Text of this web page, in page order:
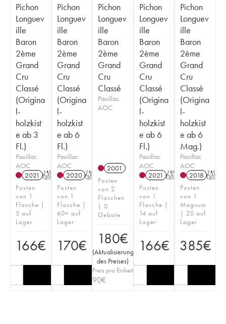
Pichon
Longuev
ille
Baron
2ème
Grand
Cru
Classé
(Origina
l-
holzkist
e ab 3
Fl.)
Pauillac
AOC
2021 T
Posten
von 1
Flasche |
5 auf
Lager
166€
Pichon
Longuev
ille
Baron
2ème
Grand
Cru
Classé
(Origina
l-
holzkist
e ab 6
Fl.)
Pauillac
AOC
2020 T
Posten
von 1
Flasche |
60+ auf
Lager
170€
Pichon
Longuev
ille
Baron
2ème
Grand
Cru
Classé
Pauillac
AOC
2001
Posten
von 2
Flaschen
| 0
Gebote
180€
(Aktualisierung
des Preises)
Preis pro Einheit
90€
Pichon
Longuev
ille
Baron
2ème
Grand
Cru
Classé
(Origina
l-
holzkist
e ab 6
Fl.)
Pauillac
AOC
2021 T
Posten
von 1
Flasche |
14 auf
Lager
166€
Pichon
Longuev
ille
Baron
2ème
Grand
Cru
Classé
(Origina
l-
holzkist
e ab 6
Mag.)
Pauillac
AOC
2018 T
Posten
von 1
Magnum
| 20 auf
Lager
385€